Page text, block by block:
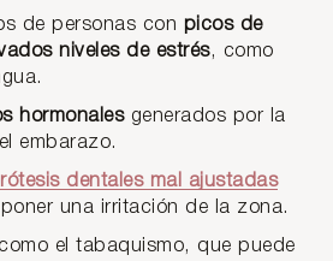
de personas con picos de
niveles de estrés, como
hormonalesgenerados por la
embarazo.
dentales mal ajustadas
una irritación de la zona.
el tabaquismo, que puede